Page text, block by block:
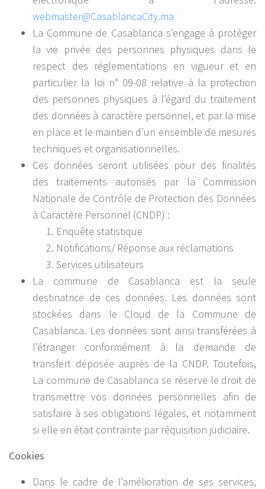
webmaster@CasablancaCity.ma
La Commune de Casablanca s’engage à protéger
la vie privée des personnes physiques dans le
respect des réglementations en vigueur et en
particulier la loi n° 09-08 relative à la protection
des personnes physiques à l’égard du traitement
des données à caractère personnel, et par la mise
en place et le maintien d’un ensemble de mesures
techniques et organisationnelles.
Ces données seront utilisées pour des finalités
des traitements autorisés par la Commission
Nationale de Contrôle de Protection des Données
à Caractère Personnel (CNDP) :
Enquête statistique
Notifications/ Réponse aux réclamations
Services utilisateurs
La commune de Casablanca est la seule
destinatrice de ces données. Les données sont
stockées dans le Cloud de la Commune de
Casablanca. Les données sont ainsi transférées à
l’étranger conformément à la demande de
transfert déposée auprès de la CNDP. Toutefois,
La commune de Casablanca se réserve le droit de
transmettre vos données personnelles afin de
satisfaire à ses obligations légales, et notamment
si elle en était contrainte par réquisition judiciaire.
Cookies
Dans le cadre de l’amélioration de ses services,